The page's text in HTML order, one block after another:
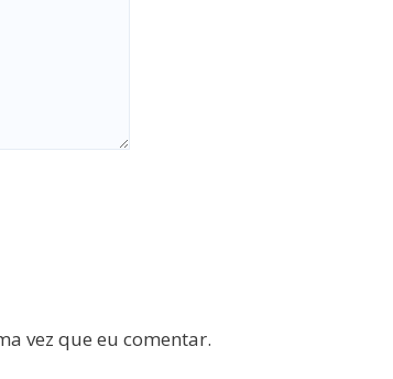
vez que eu comentar.